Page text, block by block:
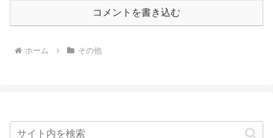
コメントを書き込む
ホーム その他